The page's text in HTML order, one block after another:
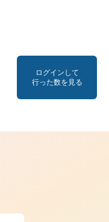
ログインして
行った数を見る